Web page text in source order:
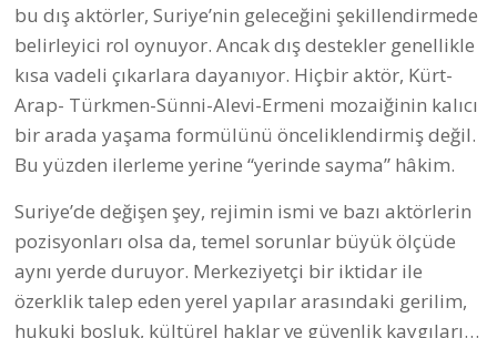
bu dış aktörler, Suriye’nin geleceğini şekillendirmede
belirleyici rol oynuyor. Ancak dış destekler genellikle
kısa vadeli çıkarlara dayanıyor. Hiçbir aktör, Kürt-
Arap- Türkmen-Sünni-Alevi-Ermeni mozaiğinin kalıcı
bir arada yaşama formülünü önceliklendirmiş değil.
Bu yüzden ilerleme yerine “yerinde sayma” hâkim.
Suriye’de değişen şey, rejimin ismi ve bazı aktörlerin
pozisyonları olsa da, temel sorunlar büyük ölçüde
aynı yerde duruyor. Merkeziyetçi bir iktidar ile
özerklik talep eden yerel yapılar arasındaki gerilim,
hukuki boşluk, kültürel haklar ve güvenlik kaygıları…